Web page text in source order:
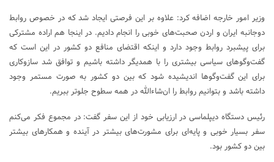
وزیر امور خارجه اضافه کرد: علاوه بر این فرصتی ایجاد شد که در خصوص روابط
دوجانبه ایران و اردن صحبت‌های خوبی را انجام دادیم. در اینجا هم اراده مشترکی
برای پیشبرد روابط وجود دارد و اینکه اقتضای منافع دو کشور در این است که
گفت‌وگوهای سیاسی بیشتری را با همدیگر داشته باشیم و توافق شد سازوکاری
برای این گفت‌وگوها اندیشیده شود که بین دو کشور به صورت مستمر وجود
داشته باشد و بتوانیم روابط را ان‌شاءالله در همه سطوح جلوتر ببریم.
رئیس دستگاه دیپلماسی در ارزیابی خود از این سفر گفت: در مجموع فکر می‌کنم
سفر بسیار خوبی و پایه‌ای برای مشورت‌های بیشتر در آینده و همکارهای بیشتر
بین دو کشور بود.